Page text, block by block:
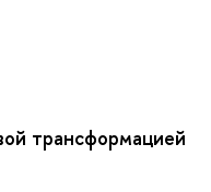
трансформацией